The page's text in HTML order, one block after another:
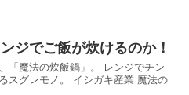
ジでご飯が炊けるのか！
「魔法の炊飯鍋」。 レンジでチン
スグレモノ。 イシガキ産業 魔法の